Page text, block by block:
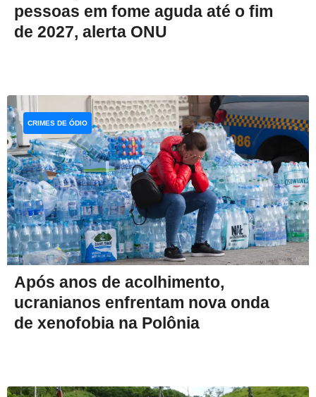
pessoas em fome aguda até o fim
de 2027, alerta ONU
Após anos de acolhimento,
ucranianos enfrentam nova onda
de xenofobia na Polônia
CRIMES DE ÓDIO